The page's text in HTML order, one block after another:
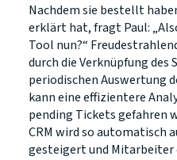
Nachdem sie bestellt
erklärt hat, fragt Paul:
Tool nun?“
durch die Verknüpfung des
periodischen Auswertung
kann eine effizientere
pending Tickets gefahren
CRM wird so automatisch
gesteigert und Mitarbeiter